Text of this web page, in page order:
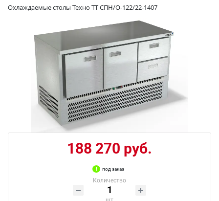
Охлаждаемые столы Техно ТТ СПН/О-122/22-1407
188 270 руб.
под заказ
Количество